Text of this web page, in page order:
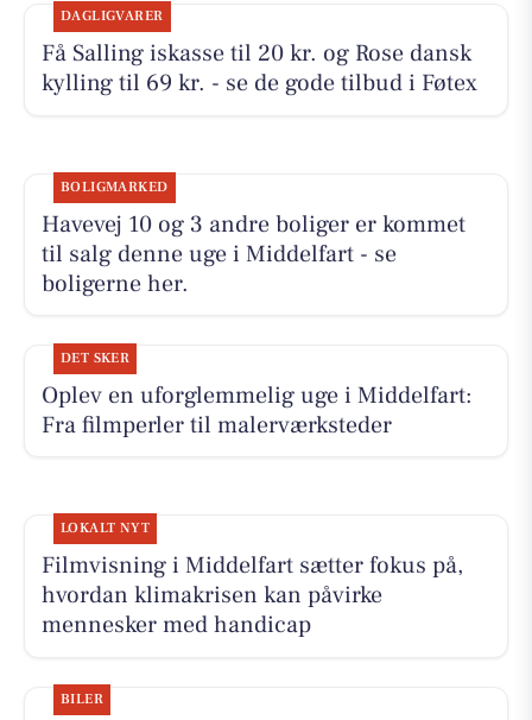
DAGLIGVARER
Få Salling iskasse til 20 kr. og Rose dansk
kylling til 69 kr. - se de gode tilbud i Føtex
BOLIGMARKED
Havevej 10 og 3 andre boliger er kommet
til salg denne uge i Middelfart - se
boligerne her.
DET SKER
Oplev en uforglemmelig uge i Middelfart:
Fra filmperler til malerværksteder
LOKALT NYT
Filmvisning i Middelfart sætter fokus på,
hvordan klimakrisen kan påvirke
mennesker med handicap
BILER